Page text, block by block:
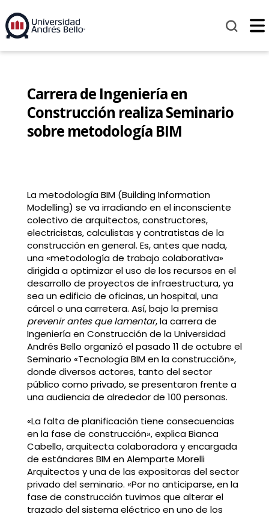
Carrera de Ingeniería en
Construcción realiza Seminario
sobre metodología BIM
La metodología BIM (Building Information
Modelling) se va irradiando en el inconsciente
colectivo de arquitectos, constructores,
electricistas, calculistas y contratistas de la
construcción en general. Es, antes que nada,
una «metodología de trabajo colaborativa»
dirigida a optimizar el uso de los recursos en el
desarrollo de proyectos de infraestructura, ya
sea un edificio de oficinas, un hospital, una
cárcel o una carretera. Así, bajo la premisa
prevenir antes que lamentar, la carrera de
Ingeniería en Construcción de la Universidad
Andrés Bello organizó el pasado 11 de octubre el
Seminario «Tecnología BIM en la construcción»,
donde diversos actores, tanto del sector
público como privado, se presentaron frente a
una audiencia de alrededor de 100 personas.
«La falta de planificación tiene consecuencias
en la fase de construcción», explica Bianca
Cabello, arquitecta colaboradora y encargada
de estándares BIM en Alemparte Morelli
Arquitectos y una de las expositoras del sector
privado del seminario. «Por no anticiparse, en la
fase de construcción tuvimos que alterar el
trazado del sistema eléctrico en uno de los